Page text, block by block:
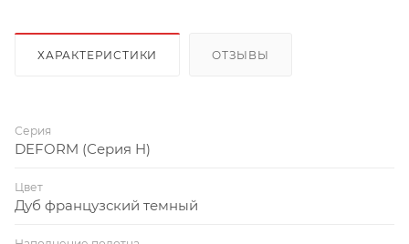
ХАРАКТЕРИСТИКИ ОТЗЫВЫ
Серия
DEFORM (Серия H)
Цвет
Дуб французский темный